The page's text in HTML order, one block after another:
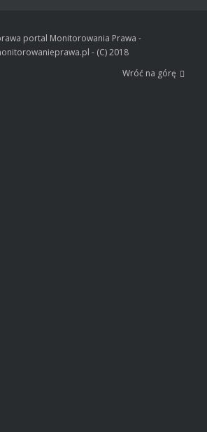
portal Monitorowania Prawa -
- (C) 2018
Wróć na górę